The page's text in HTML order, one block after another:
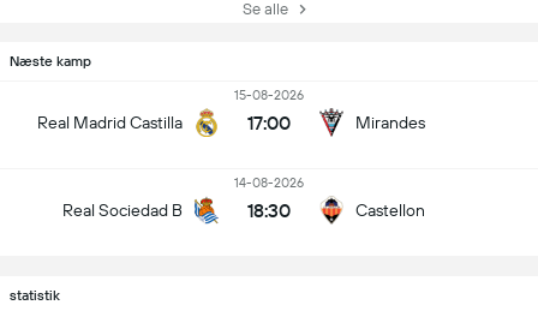
Se alle
Næste kamp
Real Madrid Castilla
15-08-2026
17:00 Mirandes
Real Sociedad B
14-08-2026
18:30 Castellon
statistik